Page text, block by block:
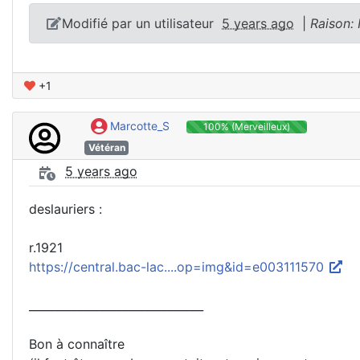
Modifié par un utilisateur 5 years ago Raison:
+1
Marcotte_S
100% (Merveilleux)
Vétéran
5 years ago
deslauriers :
r.1921
https://central.bac-lac....op=img&id=e003111570
Bon à connaître